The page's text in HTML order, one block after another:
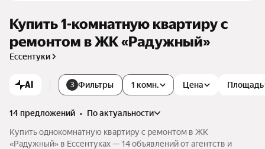
Купить 1-комнатную квартиру с
ремонтом в ЖК «Радужный»
Ессентуки
AI 3 Фильтры 1 комн. Цена Площадь
14 предложений •
по актуальности
Купить однокомнатную квартиру с ремонтом в ЖК
«Радужный» в Ессентуках — 14 объявлений от агентств и